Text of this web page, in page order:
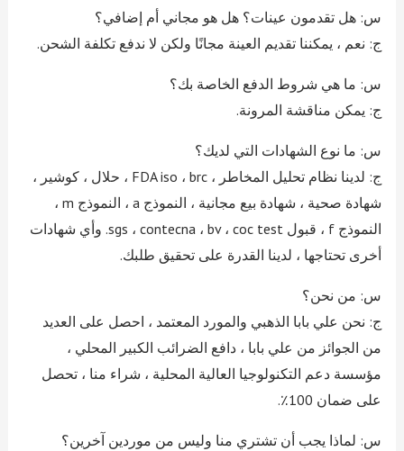
س: هل تقدمون عينات؟ هل هو مجاني أم إضافي؟
ج: نعم ، يمكننا تقديم العينة مجانًا ولكن لا ندفع تكلفة الشحن.
س: ما هي شروط الدفع الخاصة بك؟
ج: يمكن مناقشة المرونة.
س: ما نوع الشهادات التي لديك؟
ج: لدينا نظام تحليل المخاطر ، FDA iso ، brc ، حلال ، كوشير ،
شهادة صحية ، شهادة بيع مجانية ، النموذج a ، النموذج m ،
النموذج f ، قبول sgs ، contecna ، bv ، coc test. وأي شهادات
أخرى تحتاجها ، لدينا القدرة على تحقيق طلبك.
س: من نحن؟
ج: نحن علي بابا الذهبي والمورد المعتمد ، احصل على العديد
من الجوائز من علي بابا ، دافع الضرائب الكبير المحلي ،
مؤسسة دعم التكنولوجيا العالية المحلية ، شراء منا ، تحصل
على ضمان 100٪.
س: لماذا يجب أن تشتري منا وليس من موردين آخرين؟